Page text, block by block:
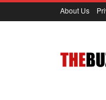
About Us